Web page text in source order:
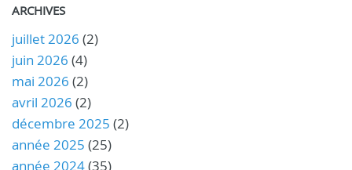
ARCHIVES
juillet 2026 (2)
juin 2026 (4)
mai 2026 (2)
avril 2026 (2)
décembre 2025 (2)
année 2025 (25)
année 2024(35)